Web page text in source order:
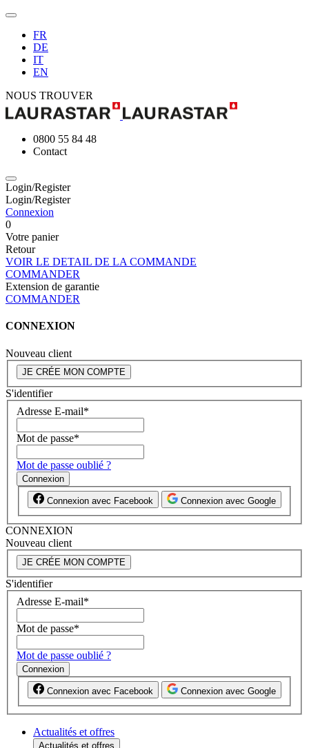
FR
DE
IT
EN
NOUS TROUVER
0800 55 84 48
Contact
Login/Register
Login/Register
Connexion
0
Votre panier
Retour
VOIR LE DETAIL DE LA COMMANDE
COMMANDER
Extension de garantie
COMMANDER
CONNEXION
Nouveau client
JE CRÉE MON COMPTE
S'identifier
Adresse E-mail*
Mot de passe*
Mot de passe oublié ?
Connexion
Connexion avec Facebook Connexion avec Google
CONNEXION
Nouveau client
JE CRÉE MON COMPTE
S'identifier
Adresse E-mail*
Mot de passe*
Mot de passe oublié ?
Connexion
Connexion avec Facebook Connexion avec Google
Actualités et offres
Actualités et offres